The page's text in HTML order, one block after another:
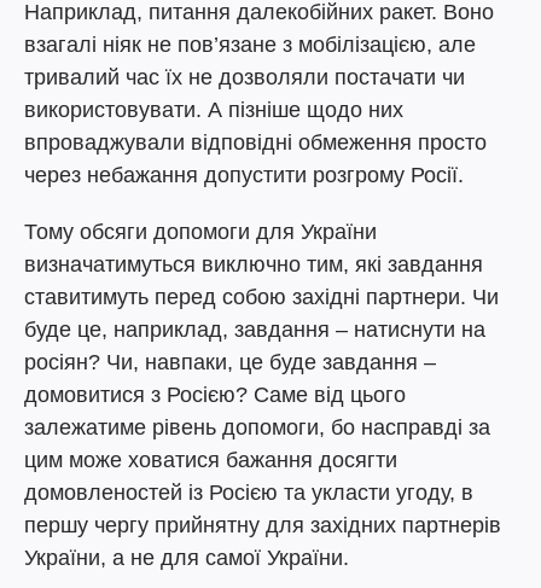
Наприклад, питання далекобійних ракет. Воно
взагалі ніяк не пов’язане з мобілізацією, але
тривалий час їх не дозволяли постачати чи
використовувати. А пізніше щодо них
впроваджували відповідні обмеження просто
через небажання допустити розгрому Росії.
Тому обсяги допомоги для України
визначатимуться виключно тим, які завдання
ставитимуть перед собою західні партнери. Чи
буде це, наприклад, завдання – натиснути на
росіян? Чи, навпаки, це буде завдання –
домовитися з Росією? Саме від цього
залежатиме рівень допомоги, бо насправді за
цим може ховатися бажання досягти
домовленостей із Росією та укласти угоду, в
першу чергу прийнятну для західних партнерів
України, а не для самої України.